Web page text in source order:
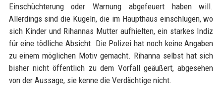
Einschüchterung oder Warnung abgefeuert haben will.
Allerdings sind die Kugeln, die im Haupthaus einschlugen, wo
sich Kinder und Rihannas Mutter aufhielten, ein starkes Indiz
für eine tödliche Absicht. Die Polizei hat noch keine Angaben
zu einem möglichen Motiv gemacht. Rihanna selbst hat sich
bisher nicht öffentlich zu dem Vorfall geäußert, abgesehen
von der Aussage, sie kenne die Verdächtige nicht.